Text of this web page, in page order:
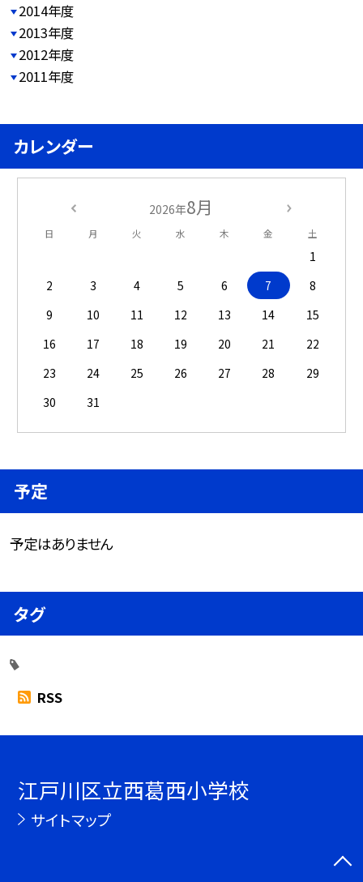
2014年度
2013年度
2012年度
2011年度
カレンダー
2026年8月
日 月 火 水 木 金 土
1
2
3 4 5 6 7
8
9
10 11 12 13 14
15
16
17 18 19 20 21
22
23
24 25 26 27 28
29
30
31
予定
予定はありません
タグ
RSS
江戸川区立西葛西小学校
サイトマップ